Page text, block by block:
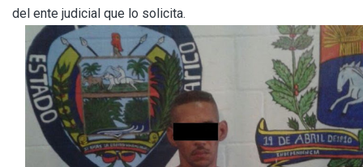
del ente judicial que lo solicita.